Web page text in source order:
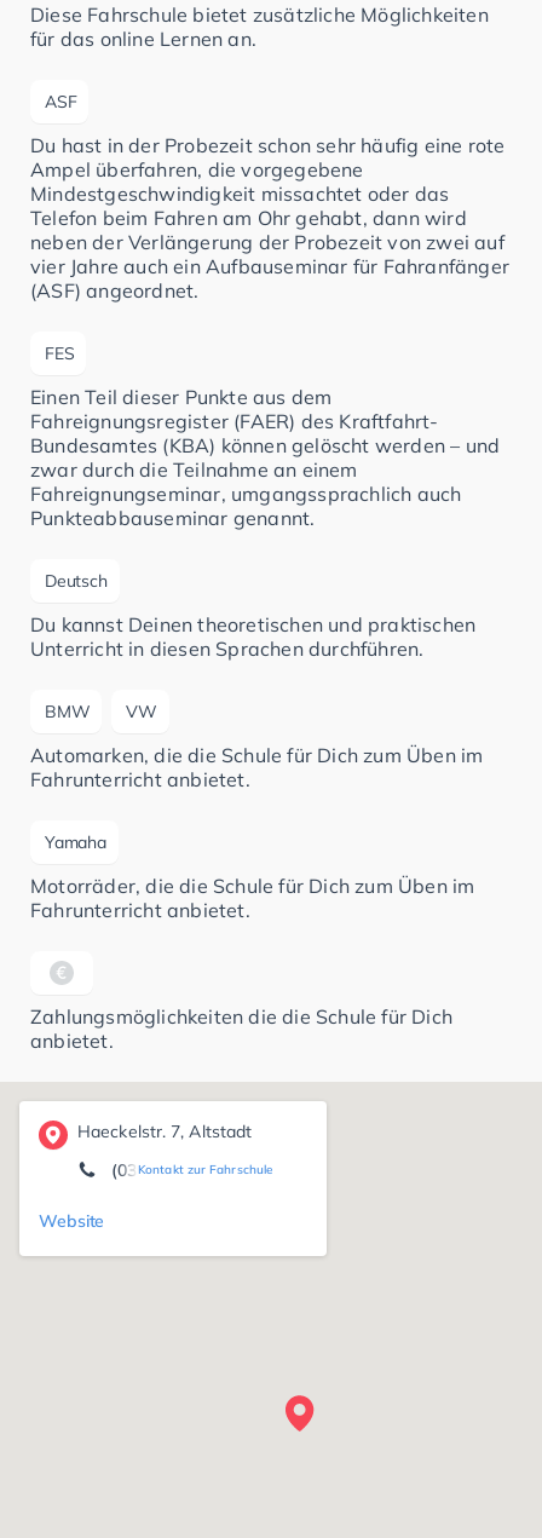
Diese Fahrschule bietet zusätzliche Möglichkeiten
für das online Lernen an.
ASF
Du hast in der Probezeit schon sehr häufig eine rote
Ampel überfahren, die vorgegebene
Mindestgeschwindigkeit missachtet oder das
Telefon beim Fahren am Ohr gehabt, dann wird
neben der Verlängerung der Probezeit von zwei auf
vier Jahre auch ein Aufbauseminar für Fahranfänger
(ASF) angeordnet.
FES
Einen Teil dieser Punkte aus dem
Fahreignungsregister (FAER) des Kraftfahrt-
Bundesamtes (KBA) können gelöscht werden – und
zwar durch die Teilnahme an einem
Fahreignungseminar, umgangssprachlich auch
Punkteabbauseminar genannt.
Deutsch
Du kannst Deinen theoretischen und praktischen
Unterricht in diesen Sprachen durchführen.
BMW VW
Automarken, die die Schule für Dich zum Üben im
Fahrunterricht anbietet.
Yamaha
Motorräder, die die Schule für Dich zum Üben im
Fahrunterricht anbietet.
Zahlungsmöglichkeiten die die Schule für Dich
anbietet.
Haeckelstr. 7, Altstadt
Kontakt zur Fahrschule
(0391) 5 43 54 08
Website